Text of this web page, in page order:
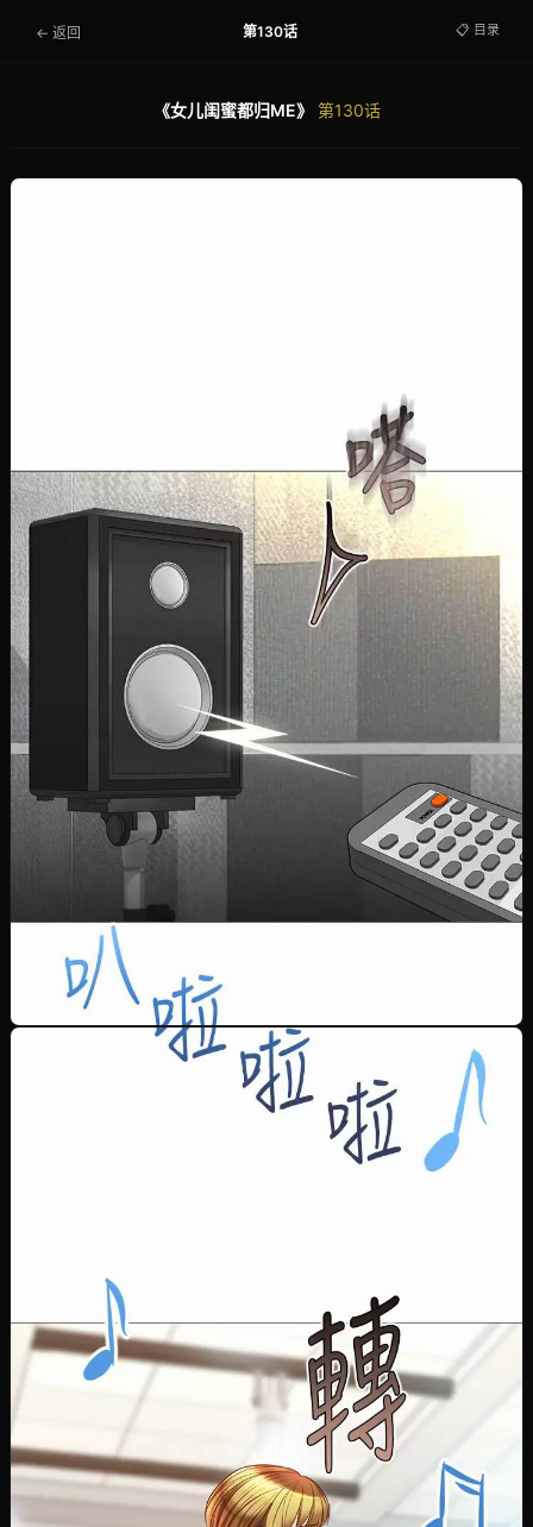
← 返回 第130话 📋 目录
《女儿闺蜜都归ME》 第130话